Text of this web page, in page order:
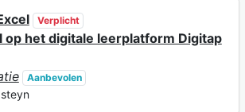
Verplicht
op het digitale leerplatform Digitap
Aanbevolen